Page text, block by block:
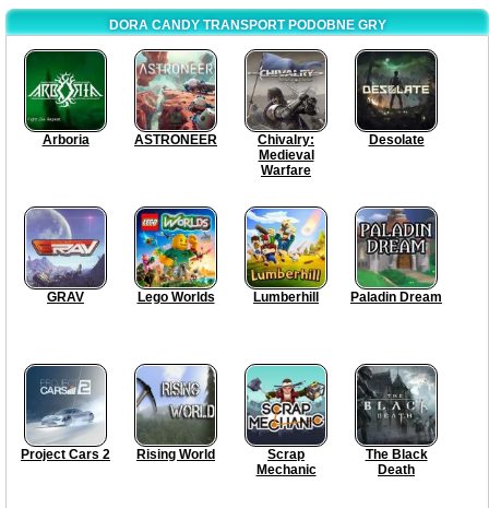
DORA CANDY TRANSPORT PODOBNE GRY
Arboria ASTRONEER
Chivalry:
Medieval
Warfare
Desolate
GRAV Lego Worlds Lumberhill Paladin Dream
Project Cars 2 Rising World
Scrap
Mechanic
The Black
Death